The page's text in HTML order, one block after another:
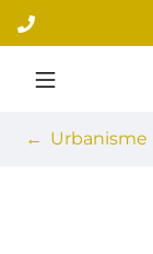
Aller
au
contenu
Urbanisme